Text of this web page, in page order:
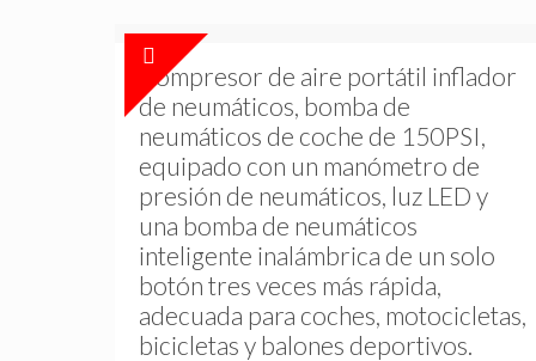
Compresor de aire portátil inflador
de neumáticos, bomba de
neumáticos de coche de 150PSI,
equipado con un manómetro de
presión de neumáticos, luz LED y
una bomba de neumáticos
inteligente inalámbrica de un solo
botón tres veces más rápida,
adecuada para coches, motocicletas,
bicicletas y balones deportivos.